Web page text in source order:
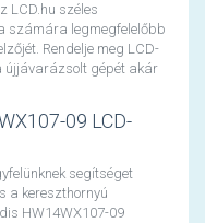
LCD.hu széles
számára legmegfelelőbb
Rendelje meg LCD-
újjávarázsolt gépét akár
09 LCD-
segítséget
a kereszthornyú
HW14WX107-09